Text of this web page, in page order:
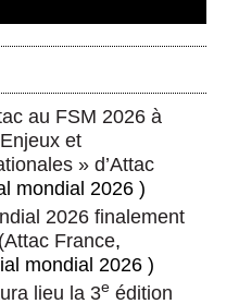
au FSM 2026 à
et
» d’Attac
mondial 2026 )
2026 finalement
(Attac France,
mondial 2026 )
lieu la 3e édition